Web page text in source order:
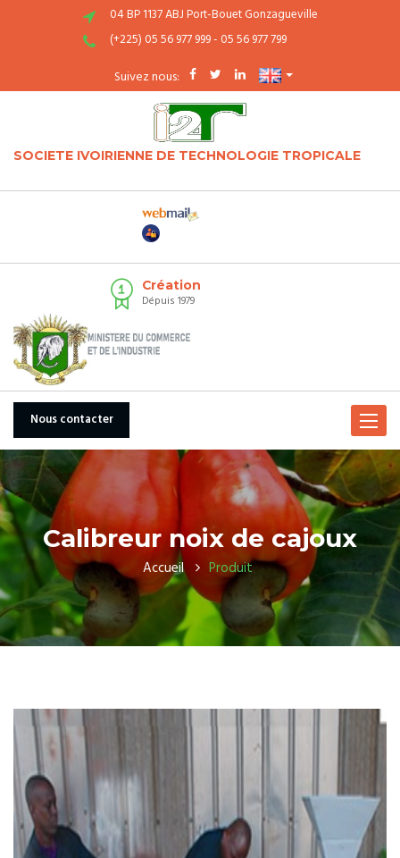
04 BP 1137 ABJ Port-Bouet Gonzagueville
(+225) 05 56 977 999 - 05 56 977 799
Suivez nous:
SOCIETE IVOIRIENNE DE TECHNOLOGIE TROPICALE
Création
Dépuis 1979
Toggle
Nous contacter
Calibreur noix de cajoux
Accueil Produit